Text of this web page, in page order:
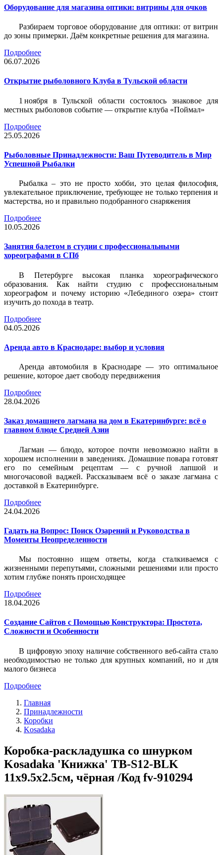
Оборудование для магазина оптики: витрины для очков
Разбираем торговое оборудование для оптики: от витрин
до зоны примерки. Даём конкретные решения для магазина.
Подробнее
06.07.2026
Открытие рыболовного Клуба в Тульской области
1 ноября в Тульской области состоялось знаковое для
местных рыболовов событие — открытие клуба «Поймал»
Подробнее
25.05.2026
Рыболовные Принадлежности: Ваш Путеводитель в Мир
Успешной Рыбалки
Рыбалка – это не просто хобби, это целая философия,
увлекательное приключение, требующее не только терпения и
мастерства, но и правильно подобранного снаряжения
Подробнее
10.05.2026
Занятия балетом в студии с профессиональными
хореографами в СПб
В Петербурге высокая планка хореографического
образования. Как найти студию с профессиональным
хореографом и почему историю «Лебединого озера» стоит
изучить до похода в театр.
Подробнее
04.05.2026
Аренда авто в Краснодаре: выбор и условия
Аренда автомобиля в Краснодаре — это оптимальное
решение, которое дает свободу передвижения
Подробнее
28.04.2026
Заказ домашнего лагмана на дом в Екатеринбурге: всё о
главном блюде Средней Азии
Лагман — блюдо, которое почти невозможно найти в
хорошем исполнении в заведениях. Домашние повара готовят
его по семейным рецептам — с ручной лапшой и
многочасовой ваджей. Рассказываем всё о заказе лагмана с
доставкой в Екатеринбурге.
Подробнее
24.04.2026
Гадать на Вопрос: Поиск Озарений и Руководства в
Моменты Неопределенности
Мы постоянно ищем ответы, когда сталкиваемся с
жизненными перепутьями, сложными решениями или просто
хотим глубже понять происходящее
Подробнее
18.04.2026
Создание Сайтов с Помощью Конструктора: Простота,
Сложности и Особенности
В цифровую эпоху наличие собственного веб-сайта стало
необходимостью не только для крупных компаний, но и для
малого бизнеса
Подробнее
Главная
Принадлежности
Коробки
Kosadaka
Коробка-раскладушка со шнурком
Kosadaka 'Книжка' TB-S12-BLK
11x9.5x2.5см, чёрная /Код fv-910294